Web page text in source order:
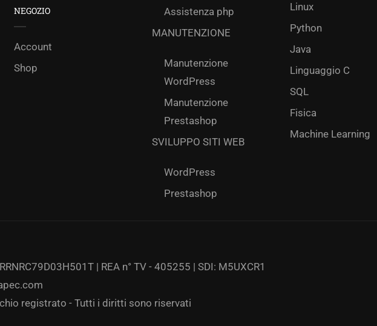
NEGOZIO
Account
Shop
Assistenza php
MANUTENZIONE
Manutenzione
WordPress
Manutenzione
Prestashop
SVILUPPO SITI WEB
WordPress
Prestashop
Linux
Python
Java
Linguaggio C
SQL
Fisica
Machine Learning
| REA n° TV - 405255 | SDI: M5UXCR1
registrato - Tutti i diritti sono riservati